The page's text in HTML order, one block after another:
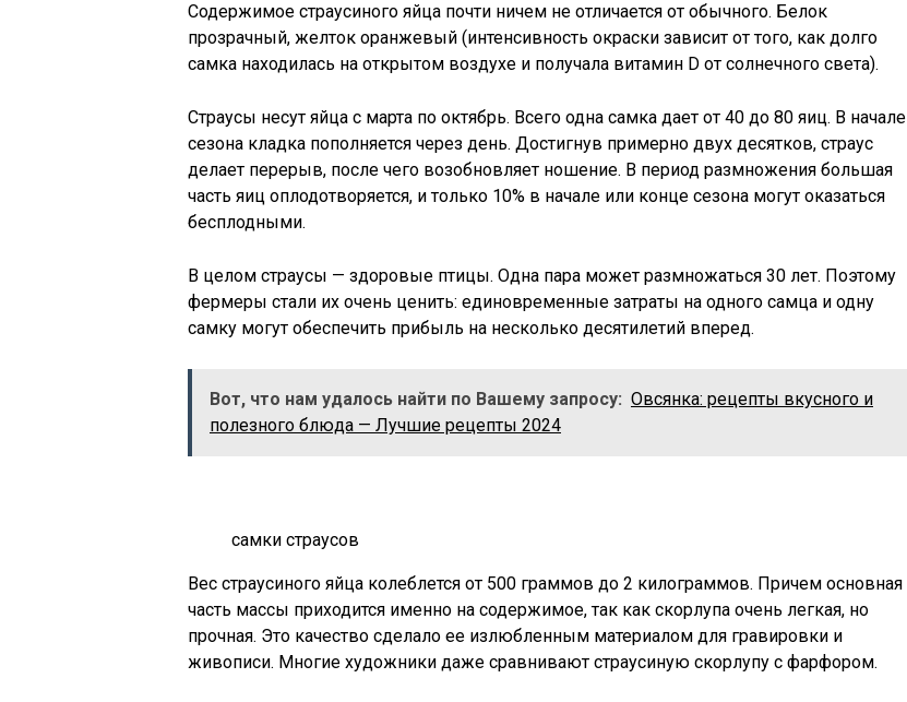
Содержимое страусиного яйца почти ничем не отличается от обычного. Белок
прозрачный, желток оранжевый (интенсивность окраски зависит от того, как долго
самка находилась на открытом воздухе и получала витамин D от солнечного света).
Страусы несут яйца с марта по октябрь. Всего одна самка дает от 40 до 80 яиц. В начале
сезона кладка пополняется через день. Достигнув примерно двух десятков, страус
делает перерыв, после чего возобновляет ношение. В период размножения большая
часть яиц оплодотворяется, и только 10% в начале или конце сезона могут оказаться
бесплодными.
В целом страусы — здоровые птицы. Одна пара может размножаться 30 лет. Поэтому
фермеры стали их очень ценить: единовременные затраты на одного самца и одну
самку могут обеспечить прибыль на несколько десятилетий вперед.
Вот, что нам удалось найти по Вашему запросу: Овсянка: рецепты вкусного и
полезного блюда — Лучшие рецепты 2024
самки страусов
Вес страусиного яйца колеблется от 500 граммов до 2 килограммов. Причем основная
часть массы приходится именно на содержимое, так как скорлупа очень легкая, но
прочная. Это качество сделало ее излюбленным материалом для гравировки и
живописи. Многие художники даже сравнивают страусиную скорлупу с фарфором.